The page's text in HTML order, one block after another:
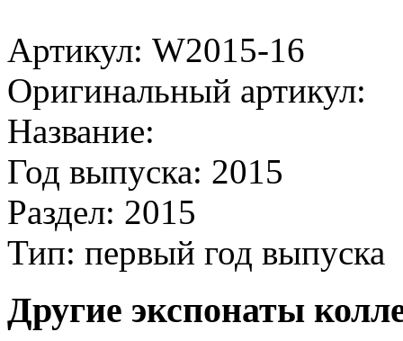
Артикул: W2015-16
Оригинальный артикул:
Название:
Год выпуска: 2015
Раздел: 2015
Тип: первый год выпуска
Другие экспонаты